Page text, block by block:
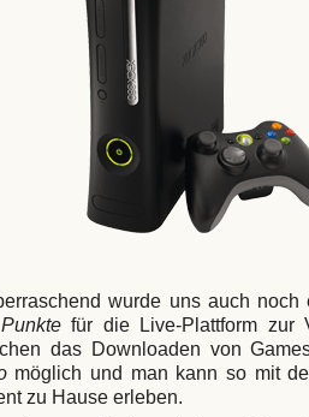
wurde uns auch
für die Live-Plattform zur
das Downloaden von
möglich und man kann so mit
zu Hause erleben.